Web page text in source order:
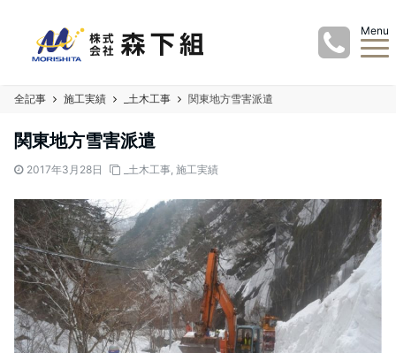
Menu
全記事 施工実績 _土木工事 関東地方雪害派遣
関東地方雪害派遣
2017年3月28日 _土木工事, 施工実績